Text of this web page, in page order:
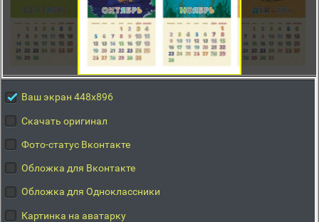
Ваш экран 448x896
Скачать оригинал
Фото-статус Вконтакте
Обложка для Вконтакте
Обложка для Одноклассники
Картинка на аватарку